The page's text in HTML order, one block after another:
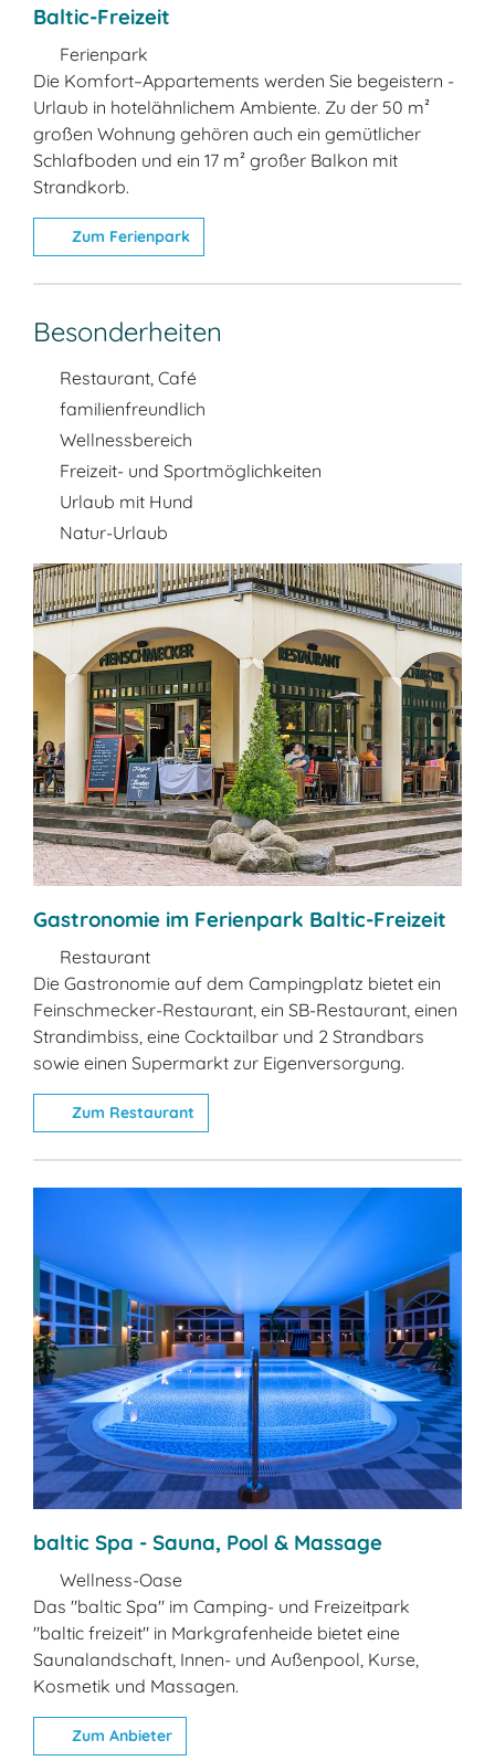
Baltic-Freizeit
Ferienpark
Die Komfort–Appartements werden Sie begeistern -
Urlaub in hotelähnlichem Ambiente. Zu der 50 m²
großen Wohnung gehören auch ein gemütlicher
Schlafboden und ein 17 m² großer Balkon mit
Strandkorb.
Zum Ferienpark
Besonderheiten
Restaurant, Café
familienfreundlich
Wellnessbereich
Freizeit- und Sportmöglichkeiten
Urlaub mit Hund
Natur-Urlaub
Gastronomie im Ferienpark Baltic-Freizeit
Restaurant
Die Gastronomie auf dem Campingplatz bietet ein
Feinschmecker-Restaurant, ein SB-Restaurant, einen
Strandimbiss, eine Cocktailbar und 2 Strandbars
sowie einen Supermarkt zur Eigenversorgung.
Zum Restaurant
baltic Spa - Sauna, Pool & Massage
Wellness-Oase
Das "baltic Spa" im Camping- und Freizeitpark
"baltic freizeit" in Markgrafenheide bietet eine
Saunalandschaft, Innen- und Außenpool, Kurse,
Kosmetik und Massagen.
Zum Anbieter